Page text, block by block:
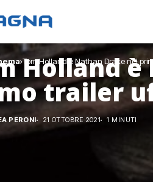
Tom Holland è Nathan Drake nel
Holland
trailer
PERONI 21 OTTOBRE 2021 1 MINUTI